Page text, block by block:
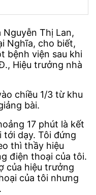
Nguyễn Thị Lan,
Nghĩa, cho biết,
bệnh viện sau khi
Hiệu trưởng nhà
chiều 1/3 từ khu
bài.
17 phút là kết
dạy. Tôi đứng
thì thầy hiệu
điện thoại của tôi.
của hiệu trưởng
của tôi nhưng